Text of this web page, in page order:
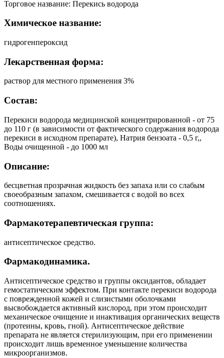
Торговое название: Перекись водорода
Химическое название:
гидрогенпероксид
Лекарственная форма:
раствор для местного применения 3%
Состав:
Перекиси водорода медицинской концентрированной - от 75
до 110 г (в зависимости от фактического содержания водорода
перекиси в исходном препарате), Натрия бензоата - 0,5 г,,
Воды очищенной - до 1000 мл
Описание:
бесцветная прозрачная жидкость без запаха или со слабым
своеобразным запахом, смешивается с водой во всех
соотношениях.
Фармакотерапевтическая группа:
антисептическое средство.
Фармакодинамика.
Антисептическое средство и группы оксидантов, обладает
гемостатическим эффектом. При контакте перекиси водорода
с поврежденной кожей и слизистыми оболочками
высвобождается активный кислород, при этом происходит
механическое очищение и инактивация органических веществ
(протеины, кровь, гной). Антисептическое действие
препарата не является стерилизующим, при его применении
происходит лишь временное уменьшение количества
микроорганизмов.